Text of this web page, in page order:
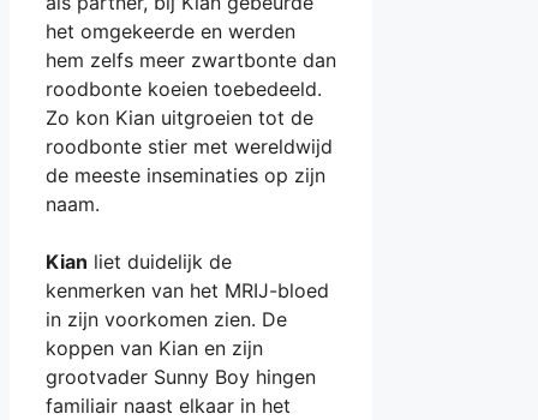
het omgekeerde en werden
hem zelfs meer zwartbonte dan
roodbonte koeien toebedeeld.
Zo kon Kian uitgroeien tot de
roodbonte stier met wereldwijd
de meeste inseminaties op zijn
naam.
Kian liet duidelijk de
kenmerken van het MRIJ-bloed
in zijn voorkomen zien. De
koppen van Kian en zijn
grootvader Sunny Boy hingen
familiair naast elkaar in het